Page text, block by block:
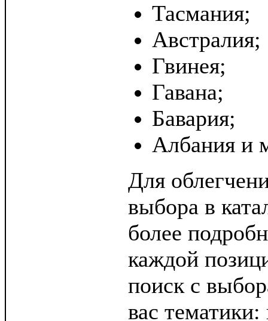
Тасмания;
Австралия;
Гвинея;
Гавана;
Бавария;
Албания и
Для
выбора в
более
каждой
поиск с
вас